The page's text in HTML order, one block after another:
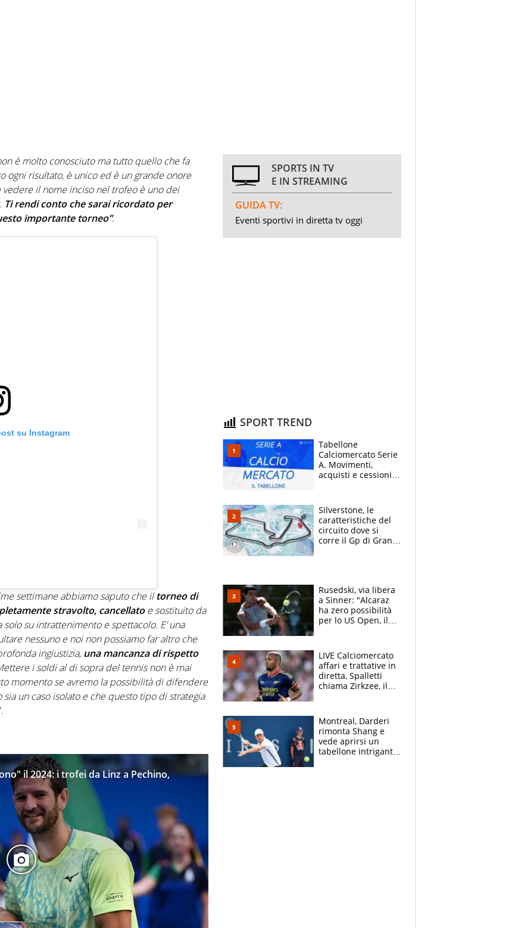
è molto conosciuto ma tutto quello che fa
ogni risultato, è unico ed è un grande onore
vedere il nome inciso nel trofeo è uno dei
Ti rendi conto che sarai ricordato per
importante torneo”.
su Instagram
settimane abbiamo saputo che iltorneo di
stravolto, cancellatoe sostituito da
su intrattenimento e spettacolo. E’ una
nessuno e noi non possiamo far altro che
ingiustizia, una mancanza di rispetto
i soldi al di sopra del tennis non è mai
momento se avremo la possibilità di difendere
un caso isolato e che questo tipo di strategia
il 2024: i trofei da Linz a Pechino,
SPORTS IN TV
E IN STREAMING
GUIDA TV:
Eventi sportivi in diretta tv oggi
SPORT TREND
Tabellone
Calciomercato Serie
A. Movimenti,
acquisti e cessioni:
Silverstone, le
caratteristiche del
circuito dove si
corre il Gp di Gran
Rusedski, via libera
a Sinner: "Alcaraz
ha zero possibilità
per lo US Open, il
LIVE Calciomercato
affari e trattative in
diretta, Spalletti
chiama Zirkzee, il
Diaz
Montreal, Darderi
rimonta Shang e
vede aprirsi un
tabellone intrigante: